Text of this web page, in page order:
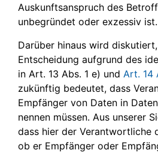
Auskunftsanspruch des
unbegründet oder exzessiv ist.
Darüber hinaus wird
Entscheidung aufgrund des
in Art. 13 Abs. 1 e) und Art. 14
zukünftig bedeutet, dass
Empfänger von Daten in
nennen müssen. Aus unserer
dass hier der Verantwortliche
ob er Empfänger oder